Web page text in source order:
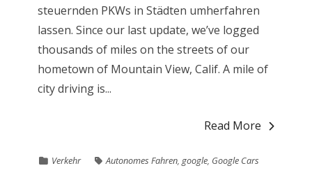
steuernden PKWs in Städten umherfahren
lassen. Since our last update, we’ve logged
thousands of miles on the streets of our
hometown of Mountain View, Calif. A mile of
city driving is...
Read More
Verkehr Autonomes Fahren, google, Google Cars